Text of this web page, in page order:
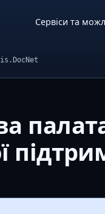
Сервіси та